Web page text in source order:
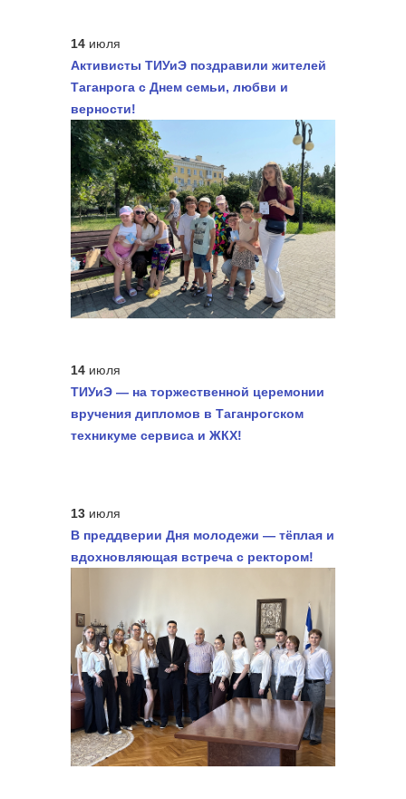
14 июля
Активисты ТИУиЭ поздравили жителей
Таганрога с Днем семьи, любви и
верности!
14 июля
ТИУиЭ — на торжественной церемонии
вручения дипломов в Таганрогском
техникуме сервиса и ЖКХ!
13 июля
В преддверии Дня молодежи — тёплая и
вдохновляющая встреча с ректором!